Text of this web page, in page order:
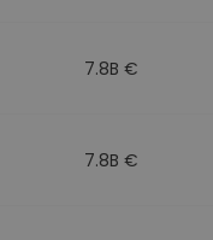
7.8B €
7.8B €